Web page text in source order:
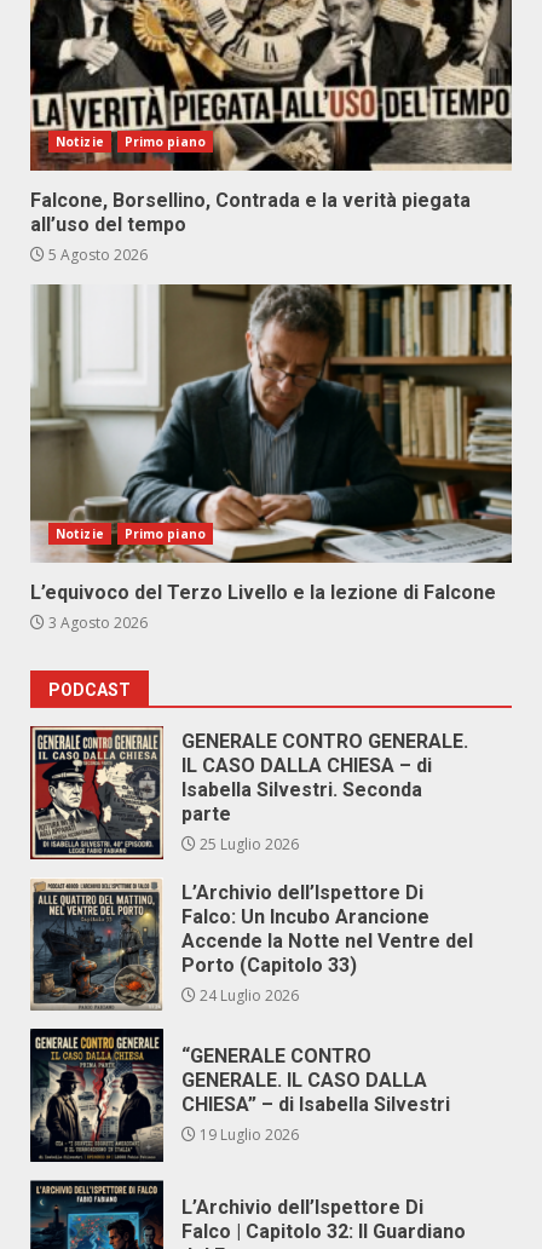
Notizie Primo piano
Falcone, Borsellino, Contrada e la verità piegata
all’uso del tempo
5 Agosto 2026
Notizie Primo piano
L’equivoco del Terzo Livello e la lezione di Falcone
3 Agosto 2026
PODCAST
GENERALE CONTRO GENERALE.
IL CASO DALLA CHIESA – di
Isabella Silvestri. Seconda
parte
25 Luglio 2026
L’Archivio dell’Ispettore Di
Falco: Un Incubo Arancione
Accende la Notte nel Ventre del
Porto (Capitolo 33)
24 Luglio 2026
“GENERALE CONTRO
GENERALE. IL CASO DALLA
CHIESA” – di Isabella Silvestri
19 Luglio 2026
L’Archivio dell’Ispettore Di
Falco | Capitolo 32: Il Guardiano